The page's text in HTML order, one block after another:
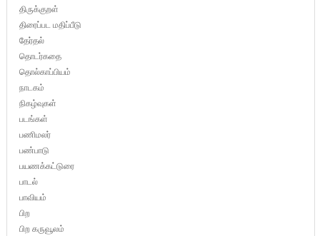
திருக்குறள்
திரைப்பட மதிப்பீடு
தேர்தல்
தொடர்கதை
தொல்காப்பியம்
நாடகம்
நிகழ்வுகள்
படங்கள்
பணிமலர்
பண்பாடு
பயணக்கட்டுரை
பாடல்
பாவியம்
பிற
பிற கருவூலம்